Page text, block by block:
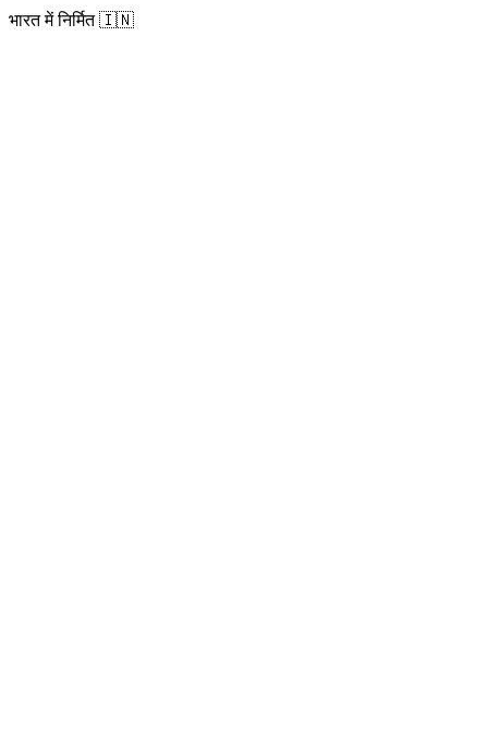
भारत में निर्मित🇮🇳